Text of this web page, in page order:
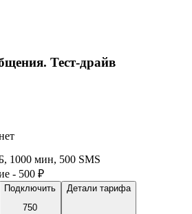
Тест-драйв
, 1000 мин, 500 SMS
- 500 ₽
Подключить
750
Детали тарифа